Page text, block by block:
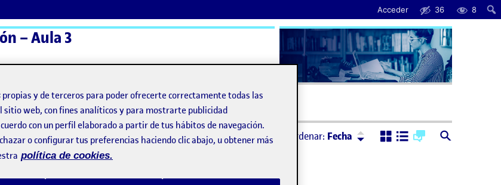
Acceder 36 8
– Aula 3
Ayuda
Ordenar: Fecha Ordenar:Descendente
propias y de terceros para poder ofrecerte correctamente todas las
sitio web, con fines analíticos y para mostrarte publicidad
con un perfil elaborado a partir de tus hábitos de navegación.
o configurar tus preferencias haciendo clic abajo, u obtener más
política de cookies.